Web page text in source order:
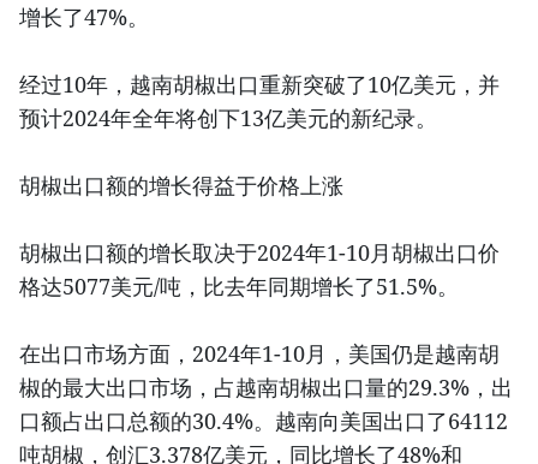
增长了47%。
经过10年，越南胡椒出口重新突破了10亿美元，并
预计2024年全年将创下13亿美元的新纪录。
胡椒出口额的增长得益于价格上涨
胡椒出口额的增长取决于2024年1-10月胡椒出口价
格达5077美元/吨，比去年同期增长了51.5%。
在出口市场方面，2024年1-10月，美国仍是越南胡
椒的最大出口市场，占越南胡椒出口量的29.3%，出
口额占出口总额的30.4%。越南向美国出口了64112
吨胡椒，创汇3.378亿美元，同比增长了48%和